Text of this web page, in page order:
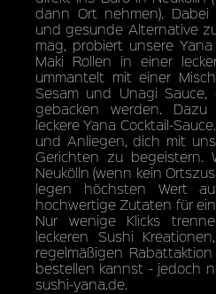
dann Ort nehmen).
und gesunde Alternative
mag, probiert unsere
Maki Rollen in einer
ummantelt mit einer
Sesam und Unagi
gebacken werden.
leckere Yana Cocktail-
und Anliegen, dich mit
Gerichten zu begeistern.
Neukölln (wenn kein
legen höchsten Wert
hochwertige Zutaten für
Nur wenige Klicks
leckeren Sushi
regelmäßigen
bestellen kannst - jedoch
sushi-yana.de.